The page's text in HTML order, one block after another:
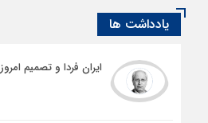
یادداشت ها
ایران فردا و تصمیم امروز